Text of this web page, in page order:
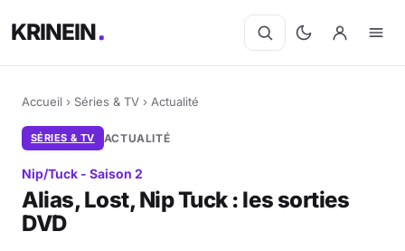
KRINEIN
Accueil › Séries & TV › Actualité
SÉRIES & TV ACTUALITÉ
Nip/Tuck - Saison 2
Alias, Lost, Nip Tuck : les sorties
DVD